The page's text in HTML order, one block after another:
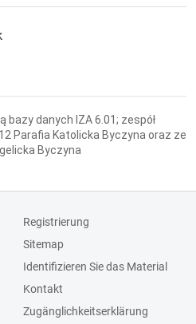
danych IZA 6.01; zespół
Parafia Katolicka Byczyna oraz ze
Byczyna
Registrierung
Sitemap
Identifizieren Sie das Material
Kontakt
Zugänglichkeitserklärung